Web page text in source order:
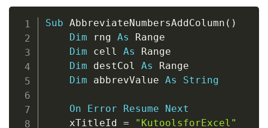
Sub AbbreviateNumbersAddColumn ( )
Dim rng As Range
Dim cell As Range
Dim destCol As Range
Dim abbrevValue As String
On Error Resume
Next
    xTitleId
= "KutoolsforExcel"
Copy